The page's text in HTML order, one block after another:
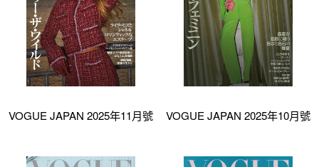
VOGUE JAPAN 2025年11月號 VOGUE JAPAN 2025年10月號